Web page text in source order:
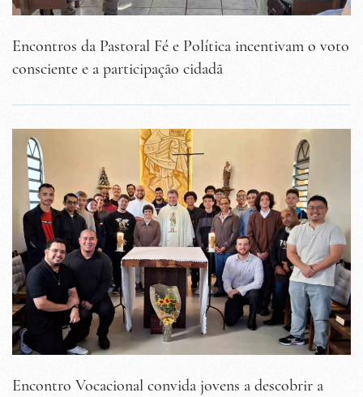
Encontros da Pastoral Fé e Política incentivam o voto
consciente e a participação cidadã
Encontro Vocacional convida jovens a descobrir a